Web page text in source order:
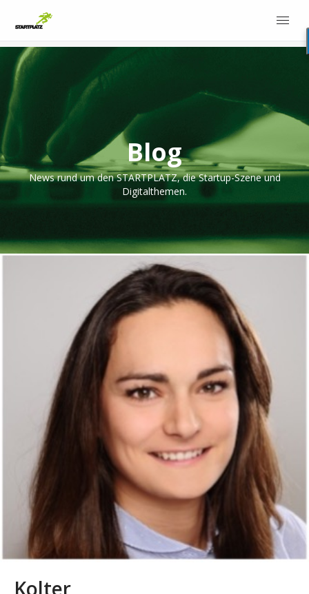
Blog
News rund um den STARTPLATZ, die Startup-Szene und
Digitalthemen.
Kolter